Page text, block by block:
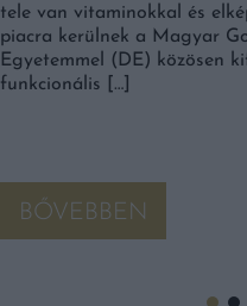
tele van vitaminokkal és
piacra kerülnek a Magyar
Egyetemmel (DE) közösen
funkcionális […]
BŐVEBBEN